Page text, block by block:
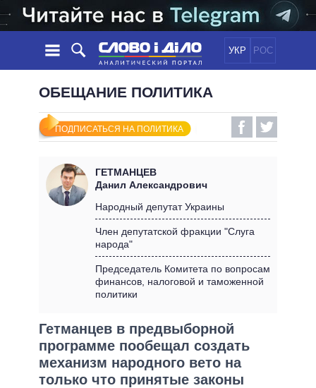
УКР РОС
НОВОСТИ
ЛЕНТА
СОБЫТИЯ
СТАТЬИ
МНЕНИЯ
ОБЗОРЫ
ДАЙДЖЕСТЫ
ПОЛИТИКА
ЭКОНОМИКА
МИР
ОБЕЩАНИЯ
ВСЕ ПОЛИТИКИ
ПРЕЗИДЕНТ И ОФИС
КАБИНЕТ МИНИСТРОВ
ГЛАВЫ ОБЛАДМИНИСТРАЦИЙ
ИНФОГРАФИКА
ВИДЕО
ПОДДЕРЖАТЬ
СРАВНЕНИЕ ПОЛИТИКОВ
ОБЕЩАНИЕ ПОЛИТИКА
ПОДПИСАТЬСЯ НА ПОЛИТИКА
ГЕТМАНЦЕВ
Данил Александрович
Народный депутат Украины
Член депутатской фракции "Слуга
народа"
Председатель Комитета по вопросам
финансов, налоговой и таможенной
политики
Гетманцев в предвыборной
программе пообещал создать
механизм народного вето на
только что принятые законы